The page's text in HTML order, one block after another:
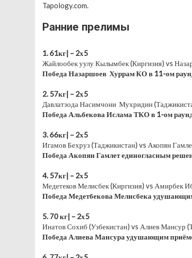
Tapology.com.
Ранние прелимы
1. 61кг| – 2х5
Жайлообек уулу Кылымбек (Киргизия) vs
Победа Назаршоев Хуррам КО в 11-ом
2. 57кг| – 2х5
Давлатзода Насимчони Мухридин
Победа Альбекова Ислама ТКО в 1-ом
3. 66кг| – 2х5
Игамов Бехруз (Таджикистан) vs Акопян
Победа Акопян Гамлет единогласным
4. 57кг| – 2х5
Медетеков Мелисбек (Киргизия) vs Амирбек
Победа Медетбекова Мелисбека
5. 70 кг| – 2х5
Инатов Сохиб (Узбекистан) vs Алиев Мансур
Победа Алиева Мансура удушающим